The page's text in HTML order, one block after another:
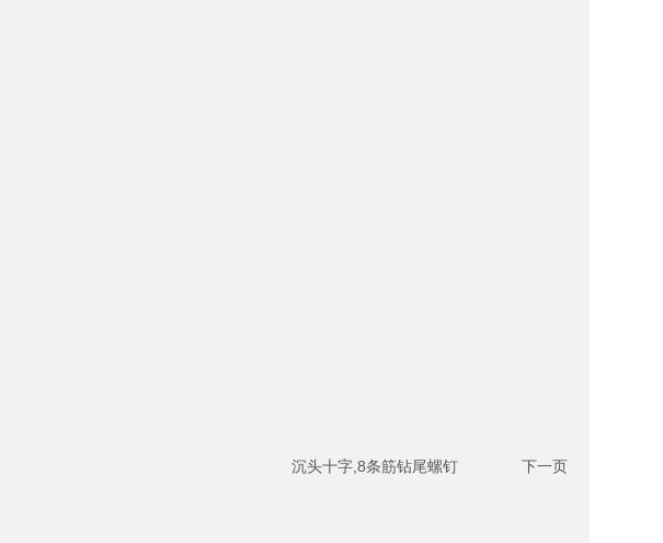
沉头十字,8条筋钻尾螺钉 下一页